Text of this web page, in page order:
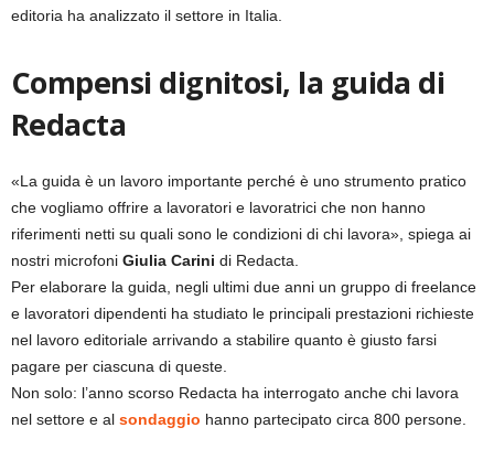
editoria ha analizzato il settore in Italia.
Compensi dignitosi, la guida di
Redacta
«La guida è un lavoro importante perché è uno strumento pratico
che vogliamo offrire a lavoratori e lavoratrici che non hanno
riferimenti netti su quali sono le condizioni di chi lavora», spiega ai
nostri microfoni Giulia Carini di Redacta.
Per elaborare la guida, negli ultimi due anni un gruppo di freelance
e lavoratori dipendenti ha studiato le principali prestazioni richieste
nel lavoro editoriale arrivando a stabilire quanto è giusto farsi
pagare per ciascuna di queste.
Non solo: l’anno scorso Redacta ha interrogato anche chi lavora
nel settore e al sondaggio hanno partecipato circa 800 persone.